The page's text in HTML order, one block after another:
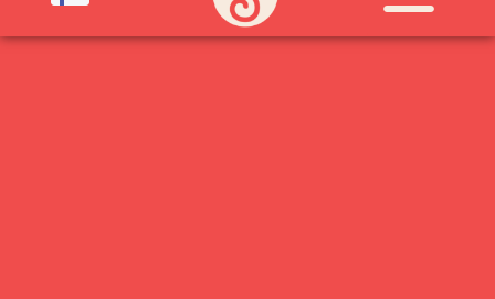
LÄMPIMÄSTI TERVETULOA!